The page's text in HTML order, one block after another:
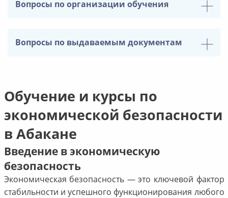
Вопросы по организации обучения
Вопросы по выдаваемым документам
Обучение и курсы по
экономической безопасности
в Абакане
Введение в экономическую
безопасность
Экономическая безопасность — это ключевой фактор
стабильности и успешного функционирования любого